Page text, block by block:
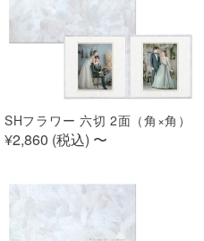
SHフラワー 六切 2面（角×角）
¥2,860 (税込) 〜